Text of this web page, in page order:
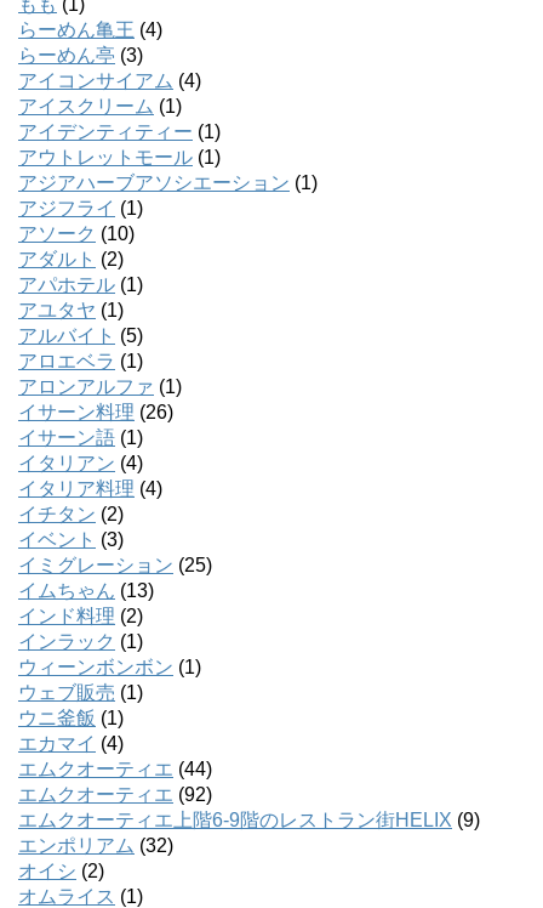
らーめん亀王 (4)
らーめん亭 (3)
アイコンサイアム (4)
アイスクリーム (1)
アイデンティティー (1)
アウトレットモール (1)
アジアハーブアソシエーション (1)
アジフライ (1)
アソーク (10)
アダルト (2)
アパホテル (1)
アユタヤ (1)
アルバイト (5)
アロエベラ (1)
アロンアルファ (1)
イサーン料理 (26)
イサーン語 (1)
イタリアン (4)
イタリア料理 (4)
イチタン (2)
イベント (3)
イミグレーション (25)
イムちゃん (13)
インド料理 (2)
インラック (1)
ウィーンボンボン (1)
ウェブ販売 (1)
ウニ釜飯 (1)
エカマイ (4)
エムクオーティエ (44)
エムクオーティエ (92)
エムクオーティエ上階6-9階のレストラン街HELIX (9)
エンポリアム (32)
オイシ (2)
オムライス (1)